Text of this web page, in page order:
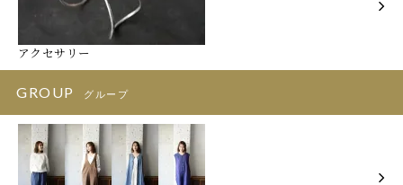
アクセサリー
GROUP グループ